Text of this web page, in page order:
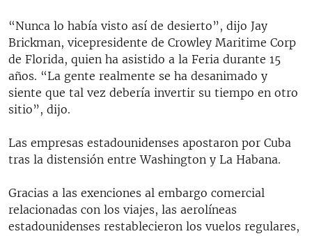
“Nunca lo había visto así de desierto”, dijo Jay
Brickman, vicepresidente de Crowley Maritime Corp
de Florida, quien ha asistido a la Feria durante 15
años. “La gente realmente se ha desanimado y
siente que tal vez debería invertir su tiempo en otro
sitio”, dijo.
Las empresas estadounidenses apostaron por Cuba
tras la distensión entre Washington y La Habana.
Gracias a las exenciones al embargo comercial
relacionadas con los viajes, las aerolíneas
estadounidenses restablecieron los vuelos regulares,